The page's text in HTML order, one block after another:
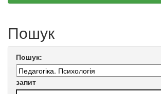
Пошук
Пошук:
запит